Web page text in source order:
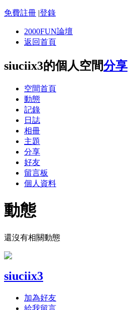
免費註冊 |登錄
2000FUN論壇
返回首頁
siuciix3的個人空間分享
空間首頁
動態
記錄
日誌
相冊
主題
分享
好友
留言板
個人資料
動態
還沒有相關動態
siuciix3
加為好友
給我留言